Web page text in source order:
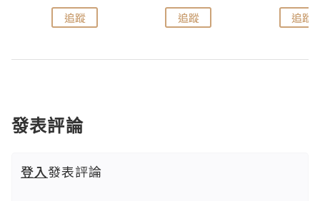
追蹤 追蹤 追蹤
發表評論
登入發表評論